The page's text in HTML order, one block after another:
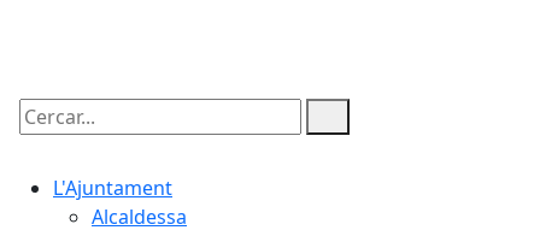
Cercar:
L'Ajuntament
Alcaldessa